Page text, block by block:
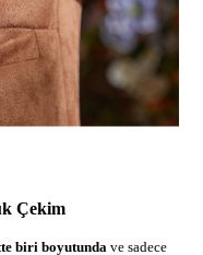
Çekim
biri boyutunda ve sadece